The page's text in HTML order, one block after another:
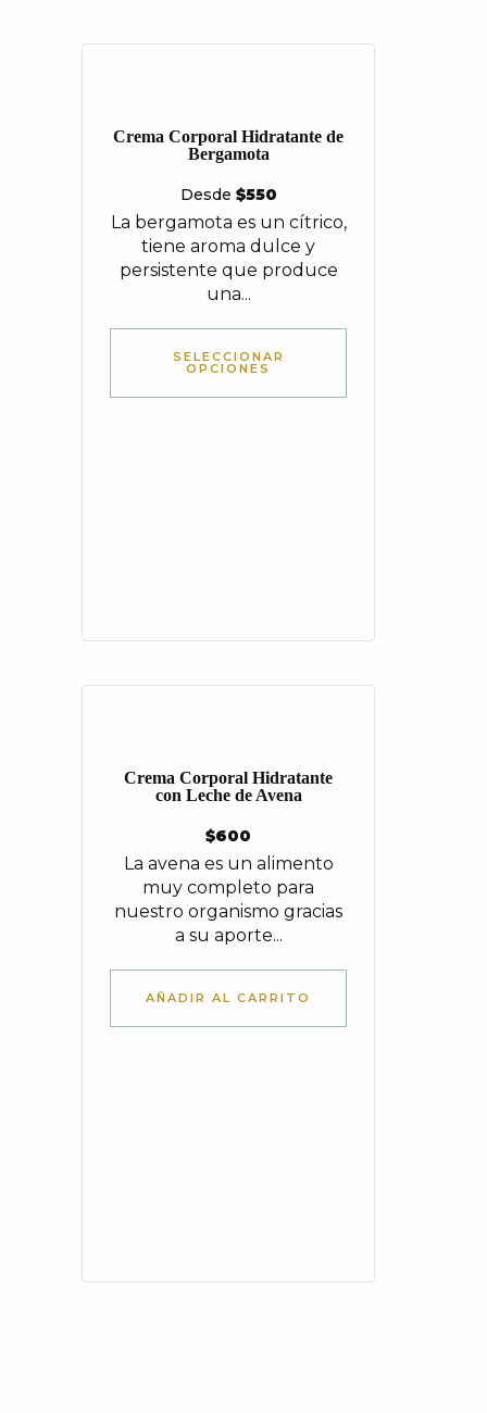
Crema Corporal Hidratante de
Bergamota
Desde $550
La bergamota es un cítrico,
tiene aroma dulce y
persistente que produce
una...
SELECCIONAR
OPCIONES
Crema Corporal Hidratante
con Leche de Avena
$600
La avena es un alimento
muy completo para
nuestro organismo gracias
a su aporte...
AÑADIR AL CARRITO